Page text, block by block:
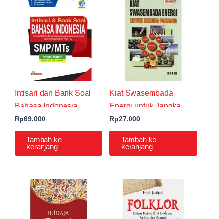
Intisari dan Bank Soal
Bahasa Indonesia
SMP/MTs Kurikulum
2013 Edisi Revisi 2016
Rp69.000
Tambah ke
keranjang
Kiat Swasembada
Energi untuk Jangka
Panjang
Rp27.000
Tambah ke
keranjang